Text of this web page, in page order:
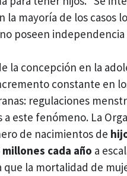
la mayoría de los casos
poseen
la concepción en la
constante en
regulaciones
este fenómeno. La
de nacimientos de
millones cada año a
la mortalidad de